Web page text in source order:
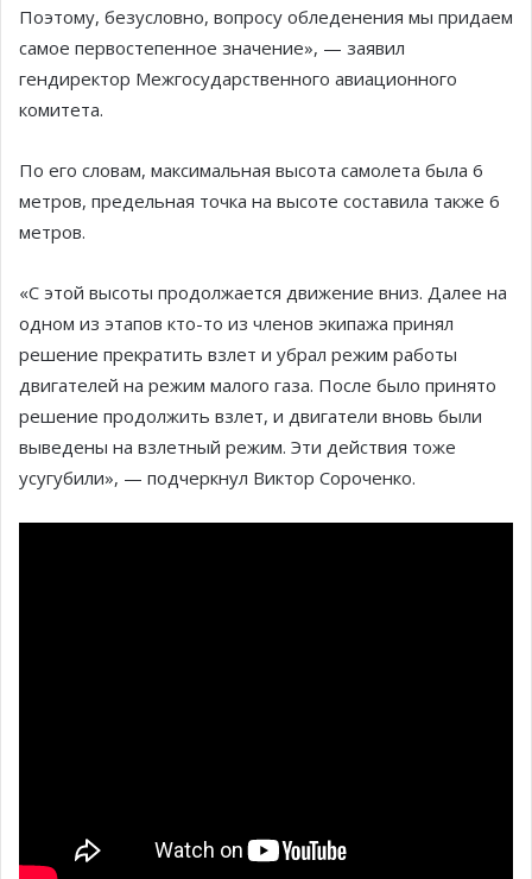
Поэтому, безусловно, вопросу обледенения мы придаем
самое первостепенное значение», — заявил
гендиректор Межгосударственного авиационного
комитета.
По его словам, максимальная высота самолета была 6
метров, предельная точка на высоте составила также 6
метров.
«С этой высоты продолжается движение вниз. Далее на
одном из этапов кто-то из членов экипажа принял
решение прекратить взлет и убрал режим работы
двигателей на режим малого газа. После было принято
решение продолжить взлет, и двигатели вновь были
выведены на взлетный режим. Эти действия тоже
усугубили», — подчеркнул Виктор Сороченко.